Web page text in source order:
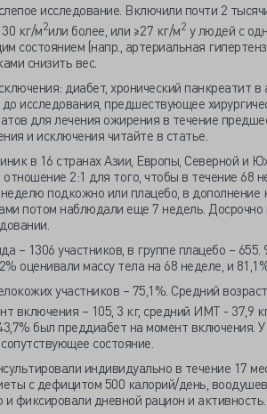
исследование. Включили почти 2
кг/м2или более, или ≥27 кг/м2 у людей с
состоянием (напр., артериальная
снизить вес.
диабет, хронический панкреатит
исследования, предшествующее
для лечения ожирения в течение
и исключения читайте в статье.
в 16 странах Азии, Европы, Северной и
2:1 для того, чтобы в течение 68
подкожно или плацебо, в дополнение
потом наблюдали еще 7 недель.
– 1306 участников, в группе плацебо –
оценивали массу тела на 68 неделе, и
участников – 75,1%. Средний
включения – 105, 3 кг, средний ИМТ - 37,9
был преддиабет на момент включения.
состояние.
индивидуально в течение 17
с дефицитом 500 калорий/день,
фиксировали дневной рацион и активность.